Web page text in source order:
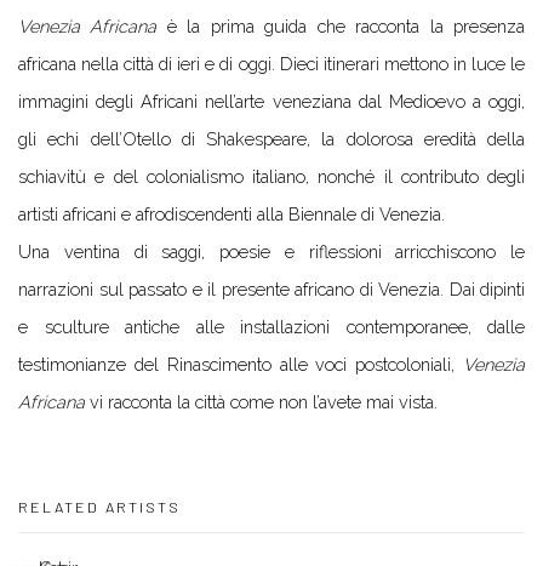
Venezia Africana è la prima guida che racconta la presenza
africana nella città di ieri e di oggi. Dieci itinerari mettono in luce le
immagini degli Africani nell’arte veneziana dal Medioevo a oggi,
gli echi dell’Otello di Shakespeare, la dolorosa eredità della
schiavitù e del colonialismo italiano, nonché il contributo degli
artisti africani e afrodiscendenti alla Biennale di Venezia.
Una ventina di saggi, poesie e riflessioni arricchiscono le
narrazioni sul passato e il presente africano di Venezia. Dai dipinti
e sculture antiche alle installazioni contemporanee, dalle
testimonianze del Rinascimento alle voci postcoloniali,
Venezia
Africana vi racconta la città come non l’avete mai vista.
RELATED ARTISTS